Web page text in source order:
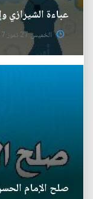
عباءة الشيرازي
الخميس 27 تموز 2017
صلح الإمام